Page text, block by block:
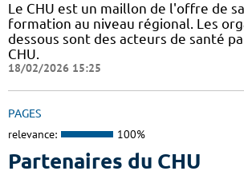
Le CHU est un maillon de l'offre de
formation au niveau régional. Les
dessous sont des acteurs de santé
CHU.
18/02/2026 15:25
PAGES
relevance: 100%
Partenaires du CHU